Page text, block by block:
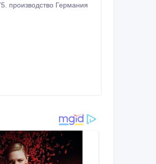
производство Германия